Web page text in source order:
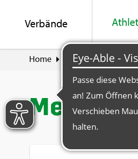
Ver­bän­de
Home Ath­le­te Hub
Me­di­en